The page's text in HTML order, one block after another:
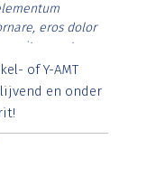
eros dolor
vitae erat.
rutrum lorem
posuere.
of Y-AMT
en onder